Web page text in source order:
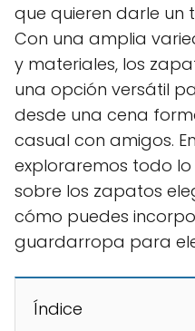
que quieren darle un
Con una amplia
y materiales, los
una opción versátil
desde una cena
casual con amigos.
exploraremos todo
sobre los zapatos
cómo puedes
guardarropa para
Índice